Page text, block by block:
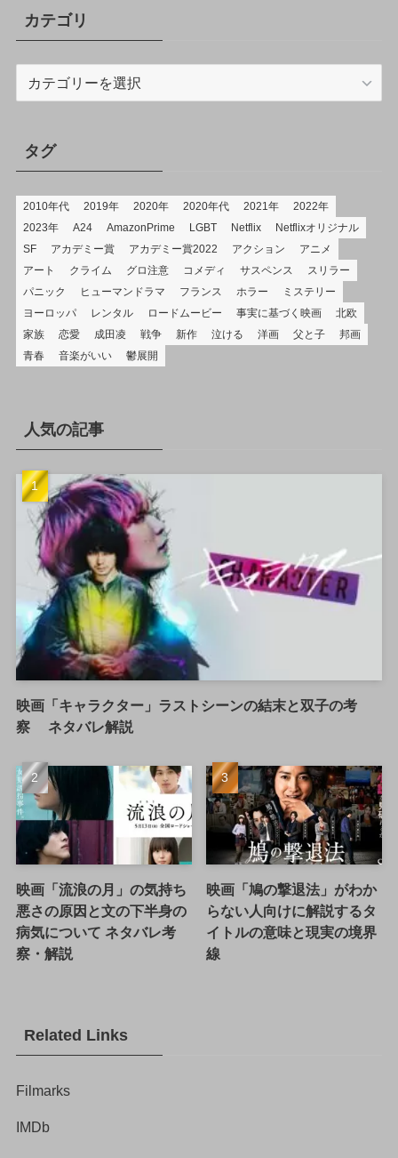
カテゴリ
タグ
2010年代 2019年 2020年 2020年代 2021年
2022年
2023年
A24 AmazonPrime LGBT Netflix
Netflixオリジナル
SF
アカデミー賞 アカデミー賞2022 アクション
アニメ
アート
クライム グロ注意 コメディ サスペンス
スリラー
パニック
ヒューマンドラマ フランス ホラー
ミステリー
ヨーロッパ
レンタル ロードムービー 事実に基づく映画
北欧
家族
恋愛 成田凌 戦争 新作 泣ける 洋画 父と子
邦画
青春
音楽がいい 鬱展開
人気の記事
映画「キャラクター」ラストシーンの結末と双子の考
察 ネタバレ解説
映画「流浪の月」の気持ち
悪さの原因と文の下半身の
病気について ネタバレ考
察・解説
映画「鳩の撃退法」がわか
らない人向けに解説するタ
イトルの意味と現実の境界
線
Related Links
Filmarks
IMDb